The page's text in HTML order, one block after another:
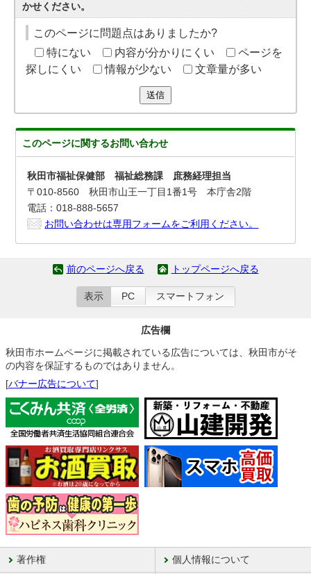
かせください。
このページに問題点はありましたか?
特にない
内容が分かりにくい
ページを
探しにくい
情報が少ない 文章量が多い
送信
このページに関するお問い合わせ
秋田市福祉保健部 福祉総務課 庶務経理担当
〒010-8560 秋田市山王一丁目1番1号 本庁舎2階
電話：018-888-5657
お問い合わせは専用フォームをご利用ください。
前のページへ戻る トップページへ戻る
表示 PC スマートフォン
広告欄
秋田市ホームページに掲載されている広告については、秋田市がそ
の内容を保証するものではありません。
[バナー広告について]
著作権 個人情報について